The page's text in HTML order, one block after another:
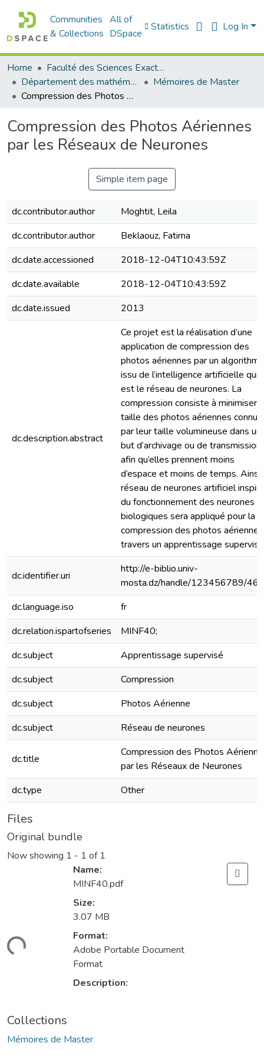
Communities
& Collections
All of
DSpace
Statistics Log In
Home
Faculté des Sciences Exactes et de l'Informatique
Département des mathématiques et informatique
Mémoires de Master
Compression des Photos Aériennes par les Réseaux de Neurones
Compression des Photos Aériennes
par les Réseaux de Neurones
Simple item page
dc.contributor.author
Moghtit, Leila
dc.contributor.author
Beklaouz, Fatima
dc.date.accessioned
2018-12-04T10:43:59Z
dc.date.available
2018-12-04T10:43:59Z
dc.date.issued
2013
dc.description.abstract
Ce projet est la réalisation d’une
application de compression des
photos aériennes par un algorithme
issu de l’intelligence artificielle qui
est le réseau de neurones. La
compression consiste à minimiser
taille des photos aériennes connus
par leur taille volumineuse dans un
but d’archivage ou de transmission
afin qu’elles prennent moins
d’espace et moins de temps. Ainsi
réseau de neurones artificiel inspiré
du fonctionnement des neurones
biologiques sera appliqué pour la
compression des photos
travers un apprentissage
dc.identifier.uri
http://e-biblio.univ-
mosta.dz/handle/123456789/
dc.language.iso
fr
dc.relation.ispartofseries
MINF40;
dc.subject
Apprentissage supervisé
dc.subject
Compression
dc.subject
Photos Aérienne
dc.subject
Réseau de neurones
dc.title
Compression des Photos
par les Réseaux de Neurones
dc.type
Other
Files
Original bundle
Now showing 1 - 1 of 1
Name:
MINF40.pdf
Size:
3.07 MB
Format:
Adobe Portable Document
Format
Description:
Collections
Mémoires de Master